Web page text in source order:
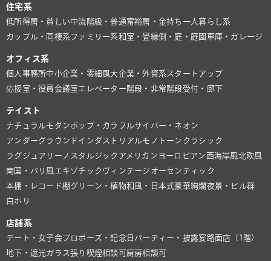
住宅系
低所得層・貧しい中流階級・普通富裕層・金持ち 一人暮らし系
カップル・同棲系ファミリー系和室・畳縁側・庭・庭園 車庫・ガレージ
オフィス系
個人事務所中小企業・零細風大企業・外資系スタートアップ
応接室・役員会議室 エレベーター階段・非常階段受付・廊下
テイスト
ナチュラルモダンポップ・カラフルサイバー・ネオン
アンダーグラウンド インダストリアルモノトーン クラシック
ラグジュアリー ノスタルジック アメリカン ヨーロピアン西海岸風北欧風
南国・バリ風 エキゾチック ヴィンテージ オーセンティック
本棚・レコード棚グリーン・植物和風・日本式豪華絢爛夜景・ビル群
白ホリ
店舗系
デート・女子会プロポーズ・記念日 パーティー・披露宴路面店（1階）
地下・遮光ガラス張り 喫煙相談可厨房相談可